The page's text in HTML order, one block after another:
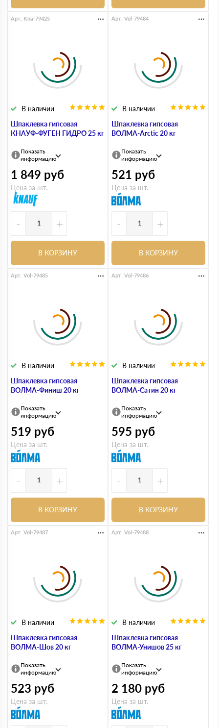
Шпаклевка гипсовая
КНАУФ-ФУГЕН ГИДРО 25 кг
В наличии
Арт. Kna-79425
Показать
информацию
1 849 руб
Цена за шт.
- +
В КОРЗИНУ
Шпаклевка гипсовая
ВОЛМА-Arctic 20 кг
В наличии
Арт. Vol-79484
Показать
информацию
521 руб
Цена за шт.
- +
В КОРЗИНУ
Шпаклевка гипсовая
ВОЛМА-Финиш 20 кг
В наличии
Арт. Vol-79485
Показать
информацию
519 руб
Цена за шт.
- +
В КОРЗИНУ
Шпаклевка гипсовая
ВОЛМА-Сатин 20 кг
В наличии
Арт. Vol-79486
Показать
информацию
595 руб
Цена за шт.
- +
В КОРЗИНУ
Шпаклевка гипсовая
ВОЛМА-Шов 20 кг
В наличии
Арт. Vol-79487
Показать
информацию
523 руб
Цена за шт.
Шпаклевка гипсовая
ВОЛМА-Унишов 25 кг
В наличии
Арт. Vol-79488
Показать
информацию
2 180 руб
Цена за шт.